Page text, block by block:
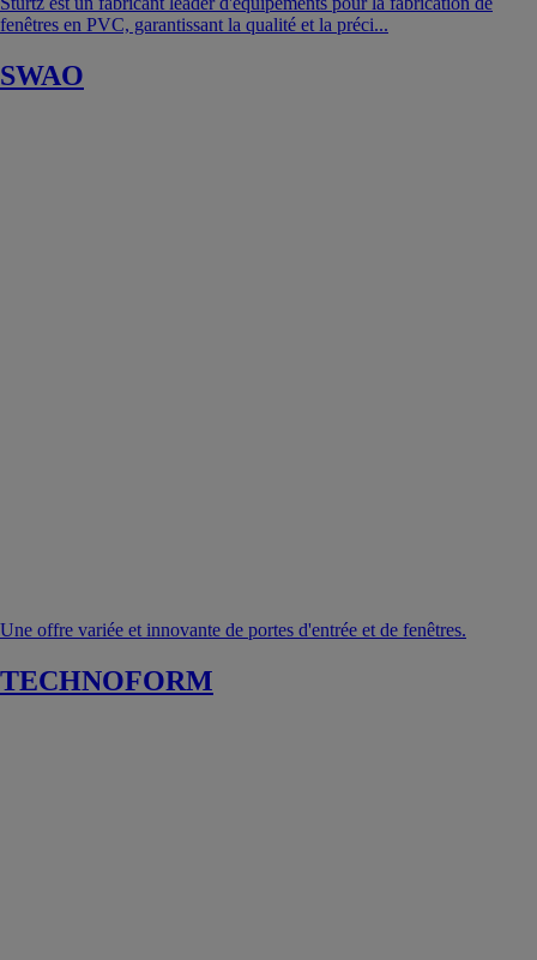
fenêtres en PVC, garantissant la qualité et la préci...
SWAO
Une offre variée et innovante de portes d'entrée et de fenêtres.
TECHNOFORM